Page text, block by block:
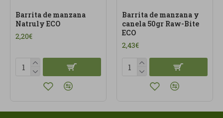
Barrita de manzana
Natruly ECO
2,20€
Barrita de manzana y
canela 50gr Raw-Bite
ECO
2,43€